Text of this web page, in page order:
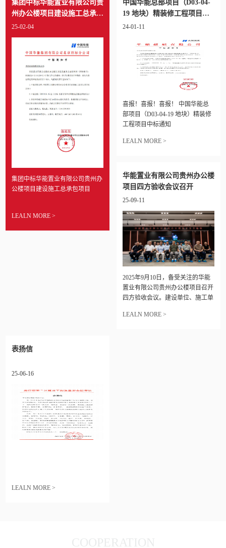
集团中标华能置业有限公司贵
州办公楼项目建设施工总承包
项目
25-02-04
集团中标华能置业有限公司贵州办
公楼项目建设施工总承包项目
LEALN MORE >
中国华能总部项目（D03-04-
19 地块）精装修工程项目中
标通知
24-01-11
喜报！喜报！喜报！ 中国华能总
部项目（D03-04-19 地块）精装修
工程项目中标通知
LEALN MORE >
华能置业有限公司贵州办公楼
项目四方验收会议召开
25-09-11
2025年9月10日，备受关注的华能
置业有限公司贵州办公楼项目召开
四方验收会议。建设单位、施工单
阳分公司、物业单位等多方单位负
LEALN MORE >
表扬信
25-06-16
LEALN MORE >